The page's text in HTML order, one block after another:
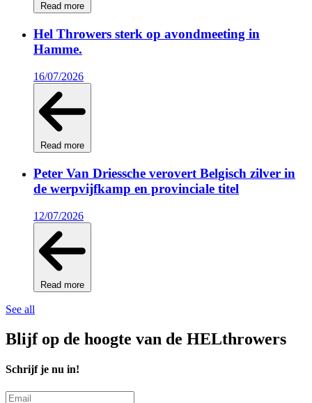
Read more
Hel Throwers sterk op avondmeeting in
Hamme.
16/07/2026
Read more
Peter Van Driessche verovert Belgisch zilver in
de werpvijfkamp en provinciale titel
12/07/2026
Read more
See all
Blijf op de hoogte van de HELthrowers
Schrijf je nu in!
Email